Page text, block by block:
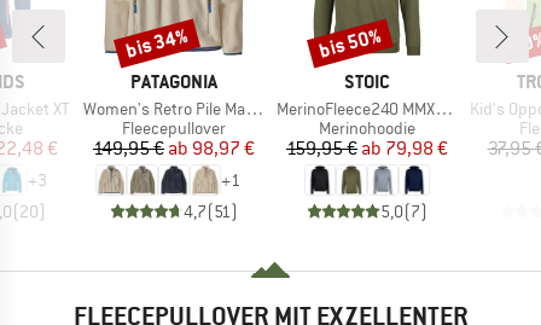
XT
Preis
€
+3
(20)
MARKE
PATAGONIA
Artikel
Women's Retro Pile Marsupial
Produktgruppe
Fleecepullover
Preis
149,95 € reduzierter Preis
ab 98,97 €
+1
4,7(51 )
Rabatt
bis 34%
MARKE
STOIC
Artikel
MerinoFleece240 MMXX.Persberg Hoody
Produktgruppe
Merinohoodie
Preis
159,95 € reduzierter Preis
ab 79,98 €
5,0(7)
Rabatt
bis 50%
Artikel
Kid's Oppdal
37,95
FLEECEPULLOVER MIT EXZELLENTER